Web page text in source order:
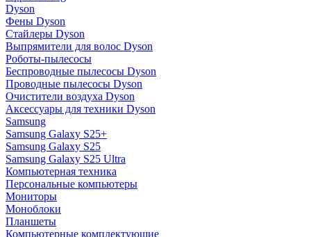
Dyson
Фены Dyson
Стайлеры Dyson
Выпрямители для волос Dyson
Роботы-пылесосы
Беспроводные пылесосы Dyson
Проводные пылесосы Dyson
Очистители воздуха Dyson
Аксессуары для техники Dyson
Samsung
Samsung Galaxy S25+
Samsung Galaxy S25
Samsung Galaxy S25 Ultra
Компьютерная техника
Персональные компьютеры
Мониторы
Моноблоки
Планшеты
Компьютерные комплектующие